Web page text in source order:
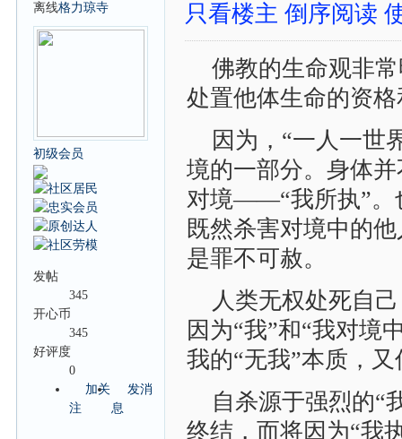
离线格力琼寺
初级会员
发帖
345
开心币
345
好评度
0
加关
注
发消
息
只看楼主 倒序阅读
佛教的生命观非
处置他体生命的资
因为，“一人一世
境的一部分。身体
对境——“我所执”。
既然杀害对境中的
是罪不可赦。
人类无权处死自
因为“我”和“我对境
我的“无我”本质，
自杀源于强烈的“
终结，而将因为“我